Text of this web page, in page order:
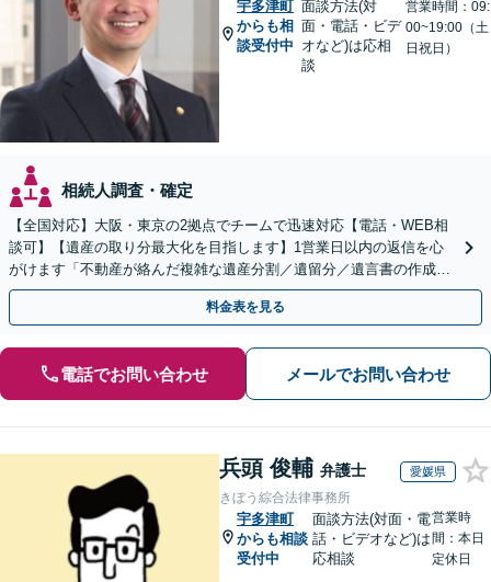
宇多津町
からも相
談受付中
面談方法(対
面・電話・ビデ
オなど)は応相
談
営業時間：09:
00~19:00（土
日祝日）
相続人調査・確定
【全国対応】大阪・東京の2拠点でチームで迅速対応【電話・WEB相
談可】【遺産の取り分最大化を目指します】1営業日以内の返信を心
がけます「不動産が絡んだ複雑な遺産分割／遺留分／遺言書の作成・
執行／事業承継など、お任せください」【休日相談あり】
料金表を見る
電話でお問い合わせ メールでお問い合わせ
兵頭 俊輔 弁護士 愛媛県
きぼう綜合法律事務所
宇多津町
からも相談
受付中
面談方法(対面・電
話・ビデオなど)は
応相談
営業時
間：本日
定休日